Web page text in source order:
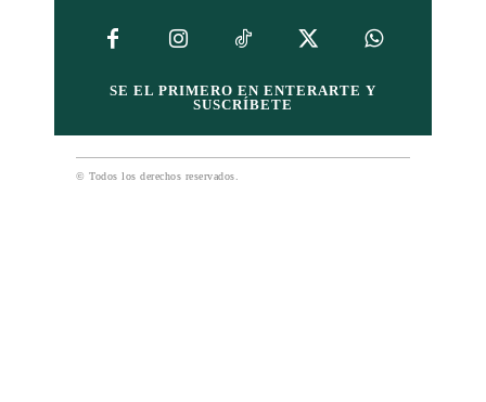
SE EL PRIMERO EN ENTERARTE Y
SUSCRÍBETE
© Todos los derechos reservados.